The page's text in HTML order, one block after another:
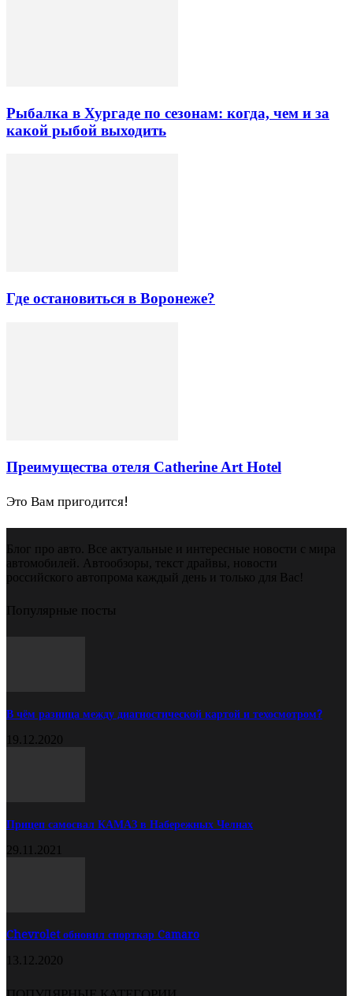
Рыбалка в Хургаде по сезонам: когда, чем и за
какой рыбой выходить
Где остановиться в Воронеже?
Преимущества отеля Catherine Art Hotel
Это Вам пригодится!
Блог про авто. Все актуальные и интересные новости с мира
автомобилей. Автообзоры, текст драйвы, новости
российского автопрома каждый день и только для Вас!
Популярные посты
В чём разница между диагностической картой и техосмотром?
19.12.2020
Прицеп самосвал КАМАЗ в Набережных Челнах
29.11.2021
Chevrolet обновил спорткар Camaro
13.12.2020